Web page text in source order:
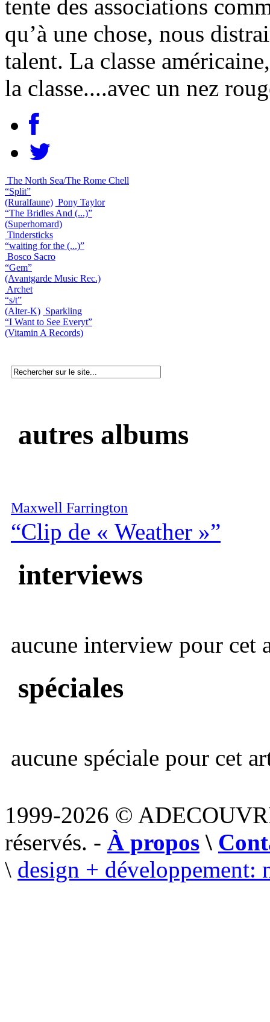
tente des associations
qu’à une chose, nous
talent. La classe
la classe....avec un nez
The North Sea/The Rome Chell
“Split”
(Ruralfaune) Pony Taylor
“The Bridles And (...)”
(Superhomard)
Tindersticks
“waiting for the (...)”
Bosco Sacro
“Gem”
(Avantgarde Music Rec.)
Archet
“s/t”
(Alter-K) Sparkling
“I Want to See Everyt”
(Vitamin A Records)
autres albums
Maxwell Farrington
“Clip de « Weather »”
interviews
aucune interview pour cet
spéciales
aucune spéciale pour cet
1999-2026 ©
réservés. - À propos \
\ design + développement: